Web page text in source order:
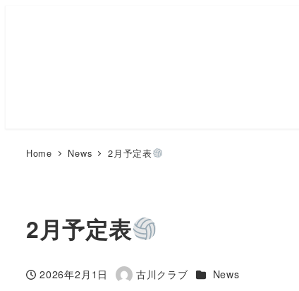
Home News 2月予定表
2月予定表
投稿日
2026年2月1日
著
古川クラブ カテゴリー
News